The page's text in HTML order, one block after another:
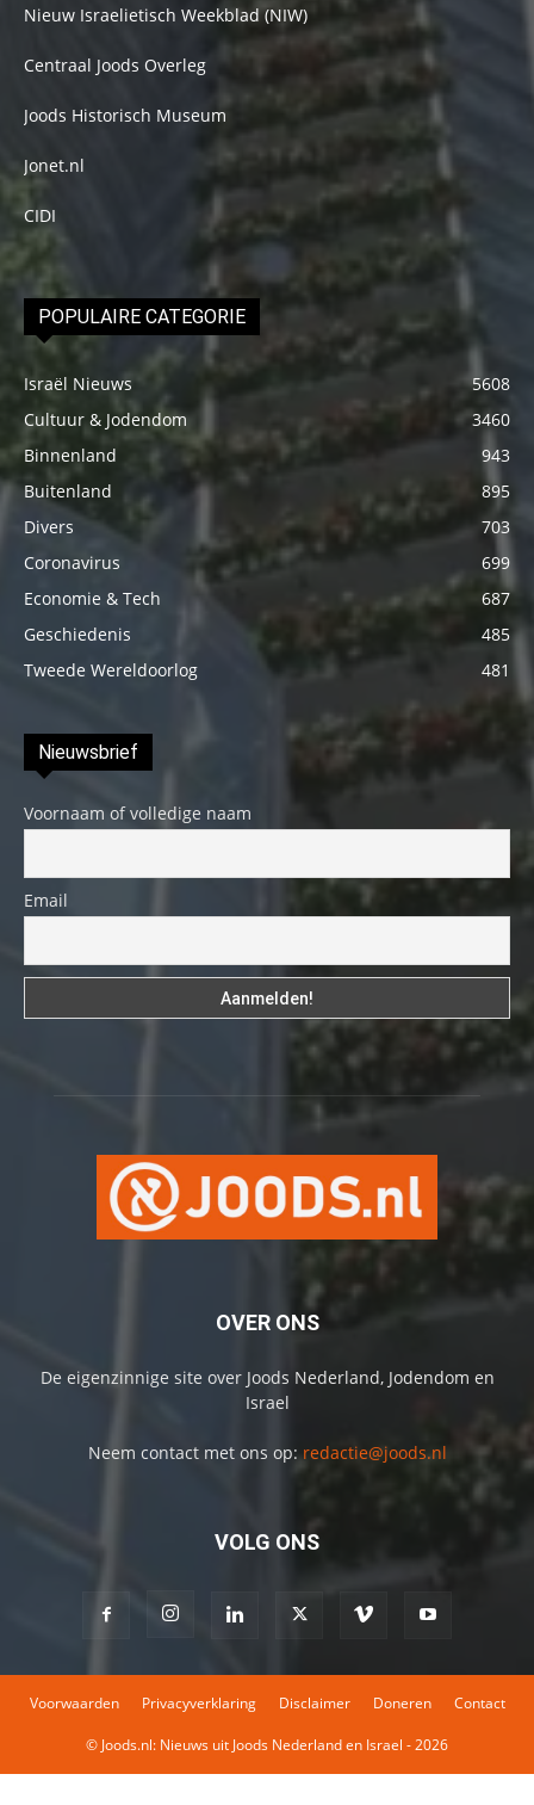
Nieuw Israelietisch Weekblad (NIW)
Centraal Joods Overleg
Joods Historisch Museum
Jonet.nl
CIDI
POPULAIRE CATEGORIE
Israël Nieuws
5608
Cultuur & Jodendom
3460
Binnenland
943
Buitenland
895
Divers
703
Coronavirus
699
Economie & Tech
687
Geschiedenis
485
Tweede Wereldoorlog
481
Nieuwsbrief
Voornaam of volledige naam
Email
OVER ONS
De eigenzinnige site over Joods Nederland, Jodendom en
Israel
Neem contact met ons op: redactie@joods.nl
VOLG ONS
Voorwaarden Privacyverklaring Disclaimer Doneren Contact
© Joods.nl: Nieuws uit Joods Nederland en Israel - 2026